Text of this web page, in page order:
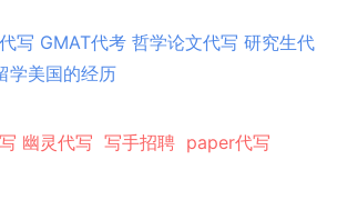
写 GMAT代考 哲学论文代写 研究生代
学美国的经历
幽灵代写 写手招聘 paper代写